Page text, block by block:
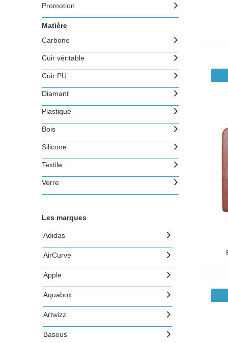
Promotion
Matière
Carbone
Cuir véritable
Cuir PU
Diamant
Plastique
Bois
Silicone
Textile
Verre
Les marques
Adidas
AirCurve
Apple
Aquabox
Artwizz
Baseus